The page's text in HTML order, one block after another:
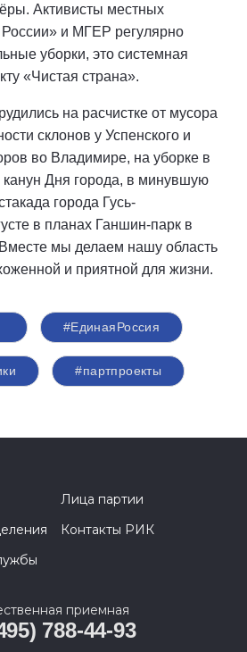
Активисты местных
и МГЕР регулярно
уборки, это системная
«Чистая страна».
на расчистке от мусора
склонов у Успенского и
во Владимире, на уборке в
канун Дня города, в минувшую
города Гусь-
в планах Ганшин-парк в
мы делаем нашу область
и приятной для жизни.
#‎ЕдинаяРоссия
#партпроекты
Лица партии
Контакты РИК
приемная
788-44-93